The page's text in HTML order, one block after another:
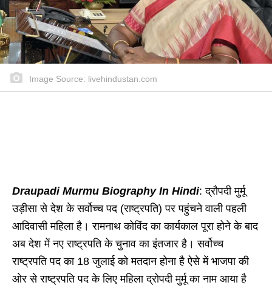
Image Source: livehindustan.com
Draupadi Murmu Biography In Hindi: द्रौपदी मुर्मू
उड़ीसा से देश के सर्वोच्च पद (राष्ट्रपति) पर पहुंचने वाली पहली
आदिवासी महिला है। रामनाथ कोविंद का कार्यकाल पूरा होने के बाद
अब देश में नए राष्ट्रपति के चुनाव का इंतजार है। सर्वोच्च
राष्ट्रपति पद का 18 जुलाई को मतदान होना है ऐसे में भाजपा की
ओर से राष्ट्रपति पद के लिए महिला द्रोपदी मुर्मू का नाम आया है